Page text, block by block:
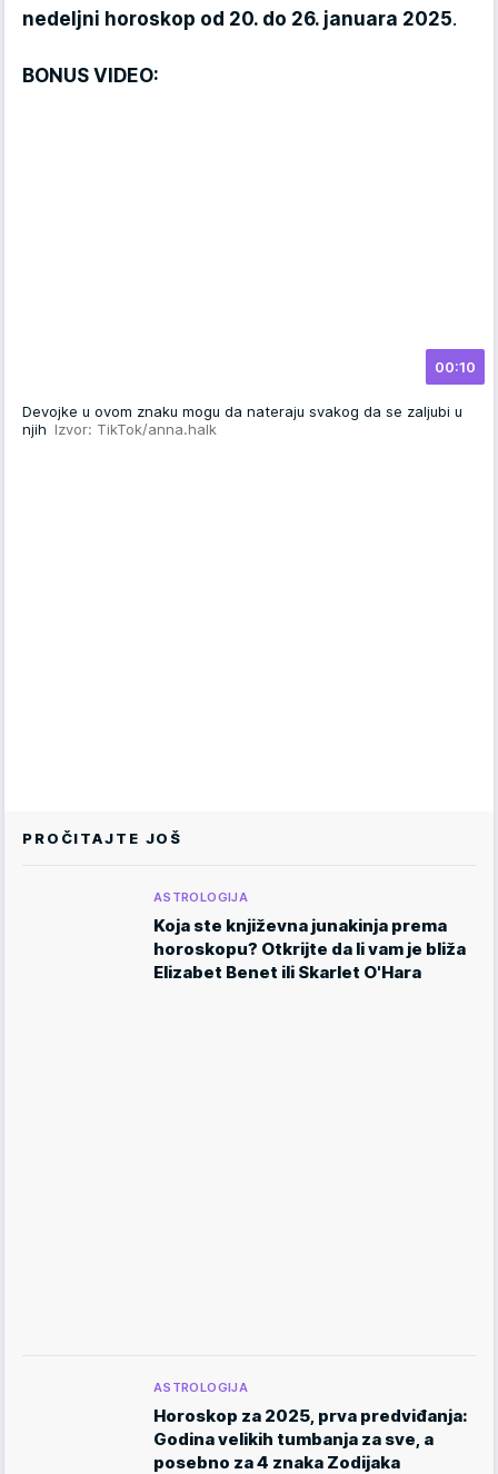
nedeljni horoskop od 20. do 26. januara 2025.
BONUS VIDEO:
00:10
Devojke u ovom znaku mogu da nateraju svakog da se zaljubi u
njih Izvor: TikTok/anna.halk
PROČITAJTE JOŠ
ASTROLOGIJA
Koja ste književna junakinja prema
horoskopu? Otkrijte da li vam je bliža
Elizabet Benet ili Skarlet O'Hara
ASTROLOGIJA
Horoskop za 2025, prva predviđanja:
Godina velikih tumbanja za sve, a
posebno za 4 znaka Zodijaka